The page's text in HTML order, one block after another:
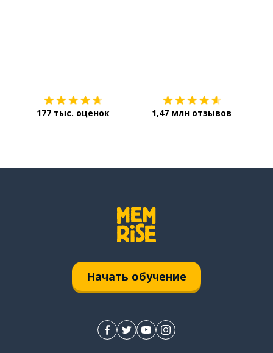
177 тыс. оценок 1,47 млн отзывов
Начать обучение